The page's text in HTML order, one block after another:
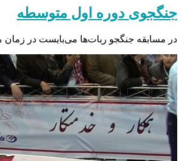
جنگجوی دوره اول متوسطه
در مسابقه جنگجو ربات‌ها می‌بایست در